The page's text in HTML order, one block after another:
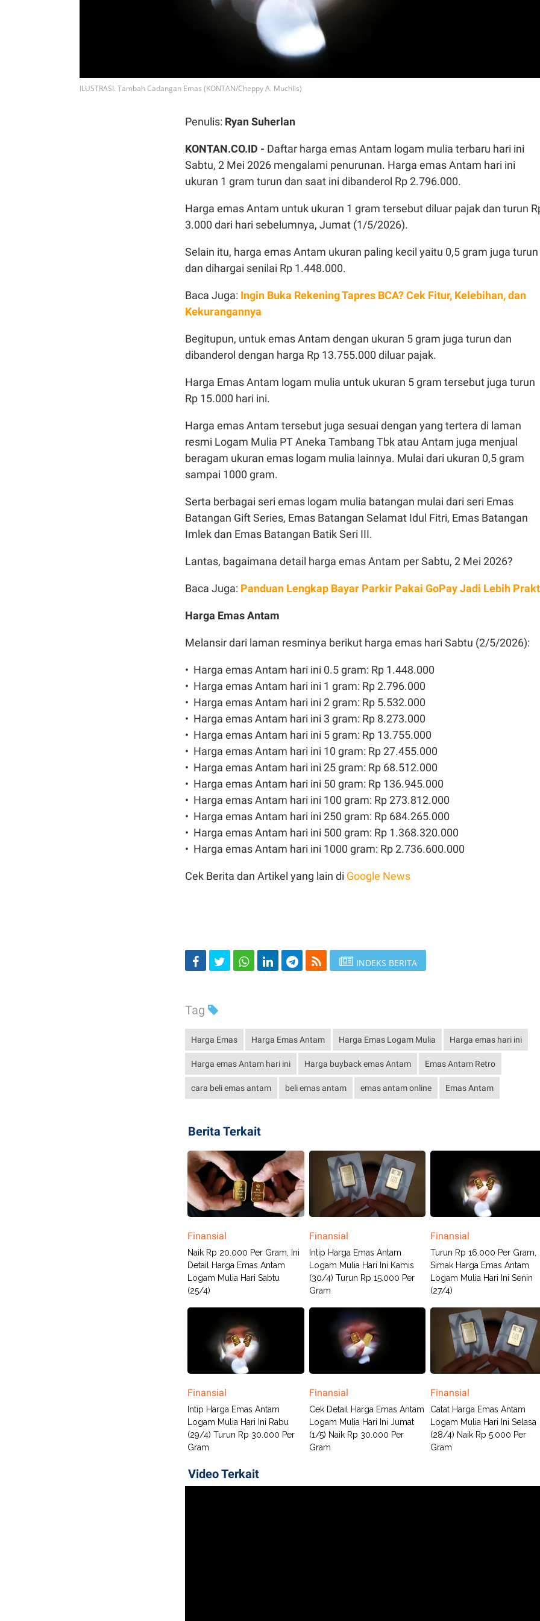
ILUSTRASI. Tambah Cadangan Emas (KONTAN/Cheppy A. Muchlis)
Penulis: Ryan Suherlan
KONTAN.CO.ID - Daftar harga emas Antam logam mulia terbaru hari ini
Sabtu, 2 Mei 2026 mengalami penurunan. Harga emas Antam hari ini
ukuran 1 gram turun dan saat ini dibanderol Rp 2.796.000.
Harga emas Antam untuk ukuran 1 gram tersebut diluar pajak dan turun
3.000 dari hari sebelumnya, Jumat (1/5/2026).
Selain itu, harga emas Antam ukuran paling kecil yaitu 0,5 gram juga turun
dan dihargai senilai Rp 1.448.000.
Baca Juga: Ingin Buka Rekening Tapres BCA? Cek Fitur, Kelebihan, dan
Kekurangannya
Begitupun, untuk emas Antam dengan ukuran 5 gram juga turun dan
dibanderol dengan harga Rp 13.755.000 diluar pajak.
Harga Emas Antam logam mulia untuk ukuran 5 gram tersebut juga turun
Rp 15.000 hari ini.
Harga emas Antam tersebut juga sesuai dengan yang tertera di laman
resmi Logam Mulia PT Aneka Tambang Tbk atau Antam juga menjual
beragam ukuran emas logam mulia lainnya. Mulai dari ukuran 0,5 gram
sampai 1000 gram.
Serta berbagai seri emas logam mulia batangan mulai dari seri Emas
Batangan Gift Series, Emas Batangan Selamat Idul Fitri, Emas Batangan
Imlek dan Emas Batangan Batik Seri III.
Lantas, bagaimana detail harga emas Antam per Sabtu, 2 Mei 2026?
Baca Juga: Panduan Lengkap Bayar Parkir Pakai GoPay Jadi Lebih
Harga Emas Antam
Melansir dari laman resminya berikut harga emas hari Sabtu (2/5/2026):
•⁠ ⁠Harga emas Antam hari ini 0.5 gram: Rp 1.448.000
•⁠ ⁠⁠Harga emas Antam hari ini 1 gram: Rp 2.796.000
•⁠ ⁠Harga emas Antam hari ini 2 gram: Rp 5.532.000
•⁠ ⁠⁠Harga emas Antam hari ini 3 gram: Rp 8.273.000
•⁠ ⁠Harga emas Antam hari ini 5 gram: Rp 13.755.000
•⁠ ⁠⁠Harga emas Antam hari ini 10 gram: Rp 27.455.000
•⁠ ⁠Harga emas Antam hari ini 25 gram: Rp 68.512.000
•⁠ ⁠Harga emas Antam hari ini 50 gram: Rp 136.945.000
•⁠ ⁠Harga emas Antam hari ini 100 gram: Rp 273.812.000
•⁠ ⁠⁠Harga emas Antam hari ini 250 gram: Rp 684.265.000
•⁠ ⁠Harga emas Antam hari ini 500 gram: Rp 1.368.320.000
•⁠ ⁠⁠Harga emas Antam hari ini 1000 gram: Rp 2.736.600.000
Cek Berita dan Artikel yang lain di Google News
INDEKS BERITA
Tag
Harga Emas Harga Emas Antam Harga Emas Logam Mulia Harga emas hari ini
Harga emas Antam hari ini Harga buyback emas Antam Emas Antam Retro
cara beli emas antam beli emas antam emas antam online Emas Antam
Berita Terkait
Finansial
Naik Rp 20.000 Per Gram, Ini
Detail Harga Emas Antam
Logam Mulia Hari Sabtu
(25/4)
Finansial
Intip Harga Emas Antam
Logam Mulia Hari Ini Kamis
(30/4) Turun Rp 15.000 Per
Gram
Finansial
Turun Rp 16.000 Per Gram,
Simak Harga Emas Antam
Logam Mulia Hari Ini Senin
(27/4)
Finansial
Intip Harga Emas Antam
Logam Mulia Hari Ini Rabu
(29/4) Turun Rp 30.000 Per
Gram
Finansial
Cek Detail Harga Emas Antam
Logam Mulia Hari Ini Jumat
(1/5) Naik Rp 30.000 Per
Gram
Finansial
Catat Harga Emas Antam
Logam Mulia Hari Ini Selasa
(28/4) Naik Rp 5.000 Per
Gram
Video Terkait